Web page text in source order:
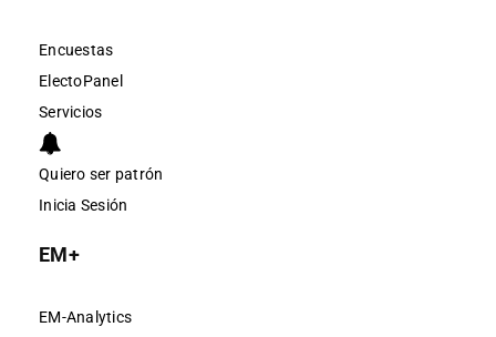
Encuestas
ElectoPanel
Servicios
Quiero ser patrón
Inicia Sesión
EM+
EM-Analytics